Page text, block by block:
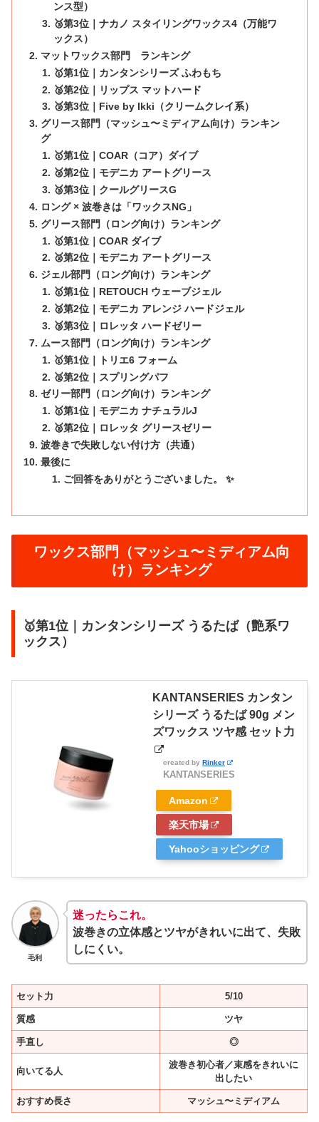
ンス型）
🥉第3位｜ナカノ スタイリングワックス4（万能ワ
ックス）
マットワックス部門 ランキング
🥇第1位｜カンタンシリーズ ふわもち
🥈第2位｜リップス マットハード
🥉第3位｜Five by Ikki（クリームクレイ系）
グリース部門（マッシュ〜ミディアム向け）ランキン
グ
🥇第1位｜COAR（コア）ダイブ
🥈第2位｜モデニカ アートグリース
🥉第3位｜クールグリースG
ロング × 波巻きは「ワックスNG」
グリース部門（ロング向け）ランキング
🥇第1位｜COAR ダイブ
🥈第2位｜モデニカ アートグリース
ジェル部門（ロング向け）ランキング
🥇第1位｜RETOUCH ウェーブジェル
🥈第2位｜モデニカ アレンジ ハードジェル
🥉第3位｜ロレッタ ハードゼリー
ムース部門（ロング向け）ランキング
🥇第1位｜トリエ6 フォーム
🥈第2位｜スプリングパフ
ゼリー部門（ロング向け）ランキング
🥇第1位｜モデニカ ナチュラルJ
🥈第2位｜ロレッタ グリースゼリー
波巻きで失敗しない付け方（共通）
最後に
ご回答をありがとうございました。 ✨
ワックス部門（マッシュ〜ミディアム向
け）ランキング
🥇第1位｜カンタンシリーズ うるたば（艶系ワ
ックス）
KANTANSERIES カンタン
シリーズ うるたば 90g メン
ズワックス ツヤ感 セット力
created by Rinker
KANTANSERIES
Amazon
楽天市場
Yahooショッピング
毛利
迷ったらこれ。
波巻きの立体感とツヤがきれいに出て、失敗
しにくい。
セット力 5/10
質感 ツヤ
手直し ◎
向いてる人
波巻き初心者／束感をきれいに
出したい
おすすめ長さ マッシュ〜ミディアム